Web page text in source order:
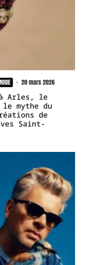
· 20 mars 2026
à Arles, le
le mythe du
de
Saint-